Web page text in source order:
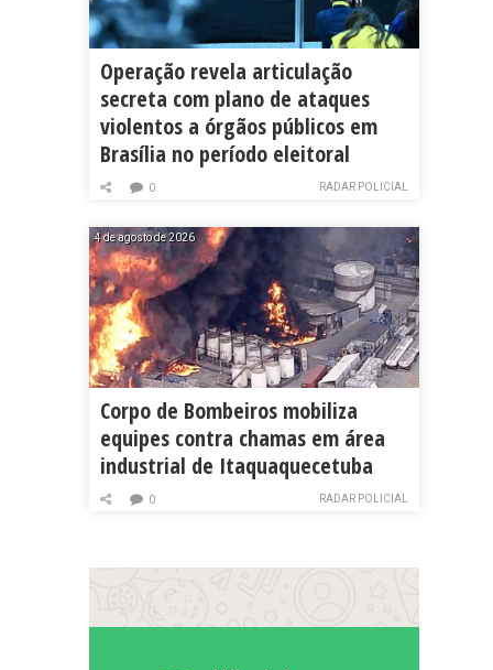
Operação revela articulação
secreta com plano de ataques
violentos a órgãos públicos em
Brasília no período eleitoral
RADAR POLICIAL
0
4 de agosto de 2026
Corpo de Bombeiros mobiliza
equipes contra chamas em área
industrial de Itaquaquecetuba
RADAR POLICIAL
0